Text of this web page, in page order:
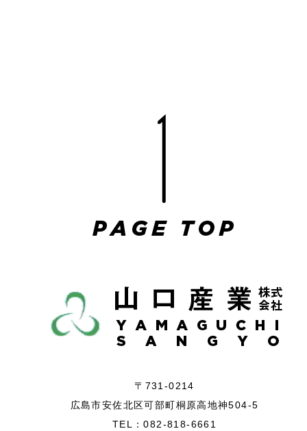
〒731-0214
広島市安佐北区可部町桐原高地神504-5
TEL：082-818-6661